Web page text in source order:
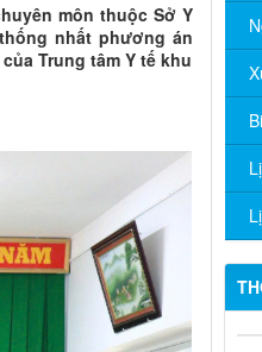
môn thuộc Sở Y
nhất phương án
Trung tâm Y tế khu